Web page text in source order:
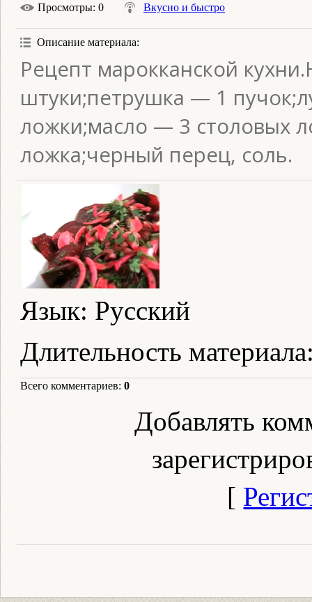
Просмотры: 0 Вкусно и быстро
Описание материала:
Рецепт марокканской
штуки;петрушка — 1
ложки;масло — 3 столовых
ложка;черный перец, соль.
Язык: Русский
Длительность материала
Всего комментариев: 0
Добавлять
[